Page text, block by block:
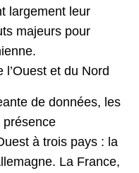
largement leur
majeurs pour
et du Nord
de données, les
présence
à trois pays : la
La France,